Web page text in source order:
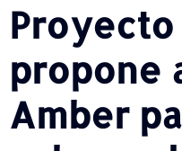
propone
Amber